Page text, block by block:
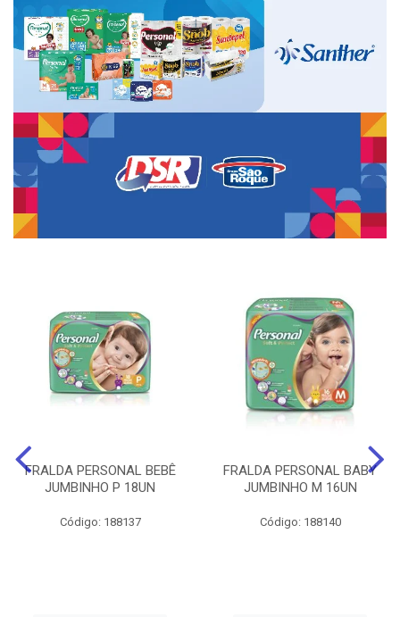
FRALDA PERSONAL BEBÊ
JUMBINHO P 18UN
Código: 188137
FRALDA PERSONAL BABY
JUMBINHO M 16UN
Código: 188140